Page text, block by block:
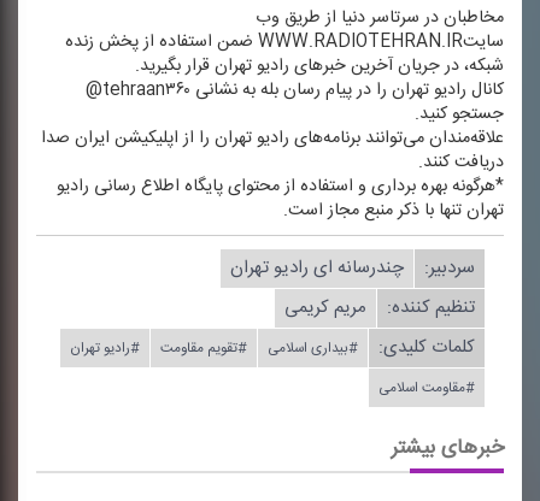
مخاطبان در سرتاسر دنیا از طریق وب
سایتWWW.RADIOTEHRAN.IR ضمن استفاده از پخش زنده
شبكه، در جریان آخرین خبرهای رادیو تهران قرار بگیرید.
كانال رادیو تهران را در پیام رسان بله به نشانی tehraan۳۶۰@
جستجو كنید.
علاقه‌مندان می‌توانند برنامه‌های رادیو تهران را از اپلیكیشن ایران صدا
دریافت كنند.
*هرگونه بهره برداری و استفاده از محتوای پایگاه اطلاع رسانی رادیو
تهران تنها با ذكر منبع مجاز است.
سردبیر:
چندرسانه ای رادیو تهران
تنظیم كننده:
مریم كریمی
کلمات کلیدی:
#بیداری اسلامی #تقویم مقاومت
#رادیو تهران
#مقاومت اسلامی
خبرهای بیشتر